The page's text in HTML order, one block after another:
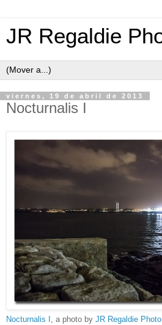
JR Regaldie
viernes, 19 de abril de 2013
Nocturnalis I
Nocturnalis I , a photo by JR Regaldie Photo